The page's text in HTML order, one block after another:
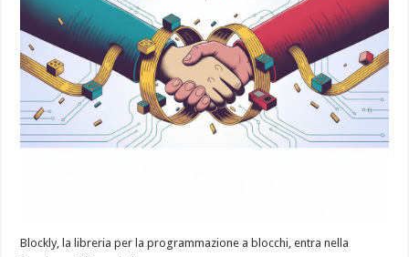
Blockly, la libreria per la programmazione a blocchi, entra nella